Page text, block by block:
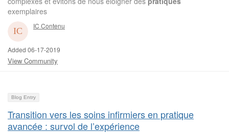
exemplaires
IC Contenu
Added 06-17-2019
View Community
Blog Entry
Transition vers les soins infirmiers en pratique
avancée : survol de l’expérience